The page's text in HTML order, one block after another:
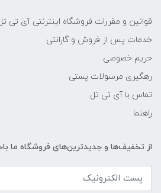
قوانین و مقررات فروشگاه اینترنتی آی تی
خدمات پس از فروش و گارانتی
حریم خصوصی
رهگیری مرسولات پستی
تماس با آی تی تل
راهنما
از تخفیف‌ها و جدیدترین‌های فروشگاه ما